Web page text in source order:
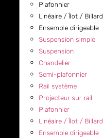
Plafonnier
Linéaire / Îlot / Billard
Ensemble dirigeable
Suspension simple
Suspension
Chandelier
Semi-plafonnier
Rail système
Projecteur sur rail
Plafonnier
Linéaire / Îlot / Billard
Ensemble dirigeable